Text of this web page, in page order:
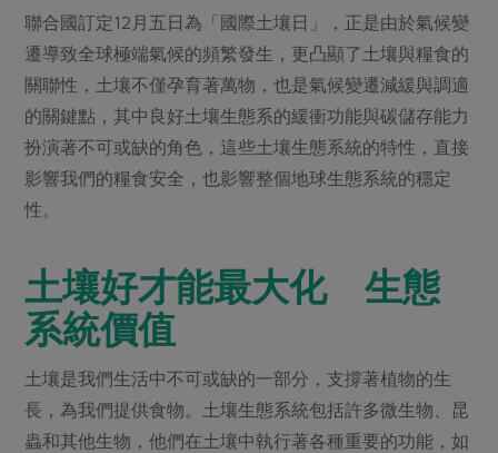
調味醬料/南北貨 烘焙
休閒零嘴 沖泡飲品
保健食品
居家好物
家庭清潔 織品
日用品
防災用品
最新產品
醬料
湯品．鍋物
漬物
涼拌沙拉
飲品
異國料理
年菜食譜
養身食補
節慶大餐
更多當季產品
議題活動
主婦聯盟X樂齡網特約優惠案
30%rPET紅烏龍茶
更多議題活動
減硝酸鹽 惜食
非基改運動 支持本土農糧
廢核運動 能源議題
減添加物 減塑減廢
公益金 食農教育
更多議題
生活者e週報
綠主張月刊
典藏閱覽室
硝酸鹽檢驗
社員權益
合作社法規
選舉專區
下載專區
聯合國訂定12月五日為「國際土壤日」，正是由於氣候變
遷導致全球極端氣候的頻繁發生，更凸顯了土壤與糧食的
關聯性，土壤不僅孕育著萬物，也是氣候變遷減緩與調適
的關鍵點，其中良好土壤生態系的緩衝功能與碳儲存能力
扮演著不可或缺的角色，這些土壤生態系統的特性，直接
影響我們的糧食安全，也影響整個地球生態系統的穩定
性。
土壤好才能最大化 生態
系統價值
土壤是我們生活中不可或缺的一部分，支撐著植物的生
長，為我們提供食物。土壤生態系統包括許多微生物、昆
蟲和其他生物，他們在土壤中執行著各種重要的功能，如